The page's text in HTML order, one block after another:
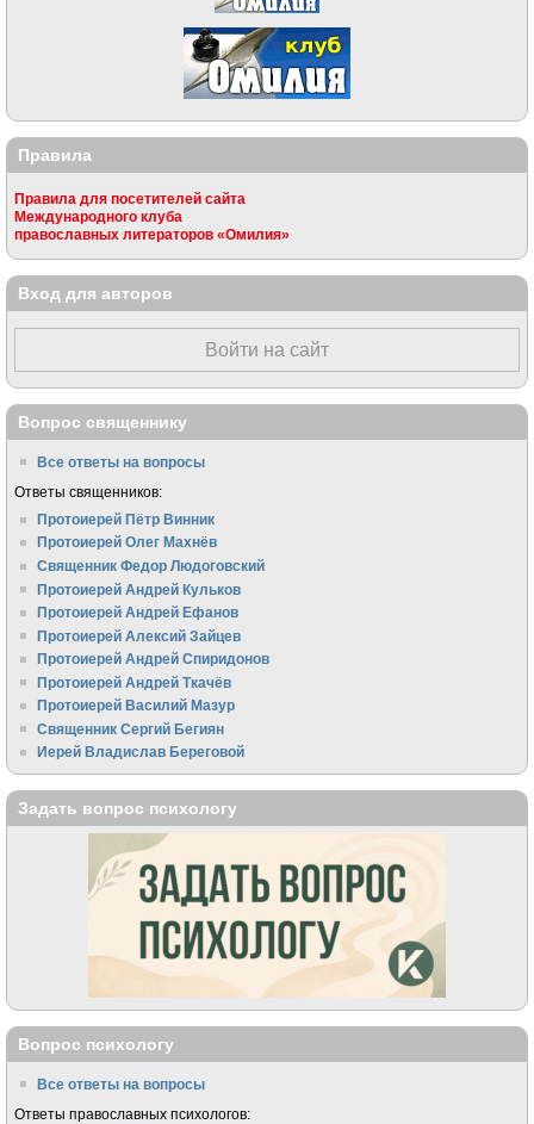
Правила
Правила для посетителей сайта
Международного клуба
православных литераторов «Омилия»
Вход для авторов
Войти на сайт
Вопрос священнику
Все ответы на вопросы
Ответы священников:
Протоиерей Пётр Винник
Протоиерей Олег Махнёв
Священник Федор Людоговский
Протоиерей Андрей Кульков
Протоиерей Андрей Ефанов
Протоиерей Алексий Зайцев
Протоиерей Андрей Спиридонов
Протоиерей Андрей Ткачёв
Протоиерей Василий Мазур
Священник Сергий Бегиян
Иерей Владислав Береговой
Задать вопрос психологу
Вопрос психологу
Все ответы на вопросы
Ответы православных психологов: